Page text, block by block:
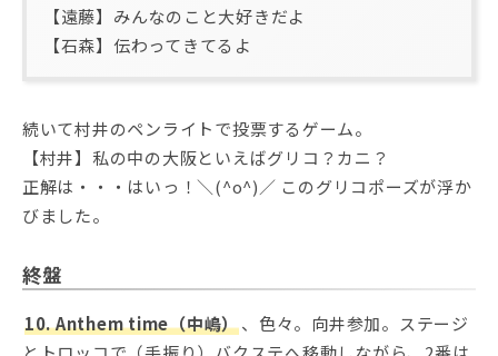
【遠藤】みんなのこと大好きだよ
【石森】伝わってきてるよ
続いて村井のペンライトで投票するゲーム。
【村井】私の中の大阪といえばグリコ？カニ？
正解は・・・はいっ！＼(^o^)／ このグリコポーズが浮か
びました。
終盤
10. Anthem time（中嶋）、色々。向井参加。ステージ